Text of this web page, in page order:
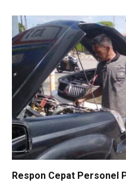
Respon Cepat Personel